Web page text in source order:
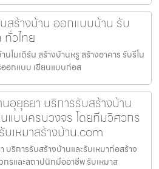
สร้างบ้าน ออกแบบบ้าน รับ
ทั่วไทย
โมเดิร์น สร้างบ้านหรู สร้างอาคาร รับรีโน
อกแบบ เขียนแบบก่อส
อุยุธยา บริการรับสร้างบ้าน
นแบบครบวงจร โดยทีมวิศวกร
เหมาสร้างบ้าน.com
ริการรับสร้างบ้านและรับเหมาก่อสร้าง
รและสถาปนิกมืออาชีพ รับเหมาส